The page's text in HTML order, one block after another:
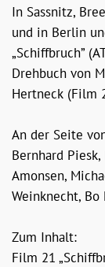
In Sassnitz,
und in Berlin
„Schiffbruch”
Drehbuch von
Hertneck (Film
An der Seite
Bernhard
Amonsen,
Weinknecht, Bo
Zum Inhalt:
Film 21